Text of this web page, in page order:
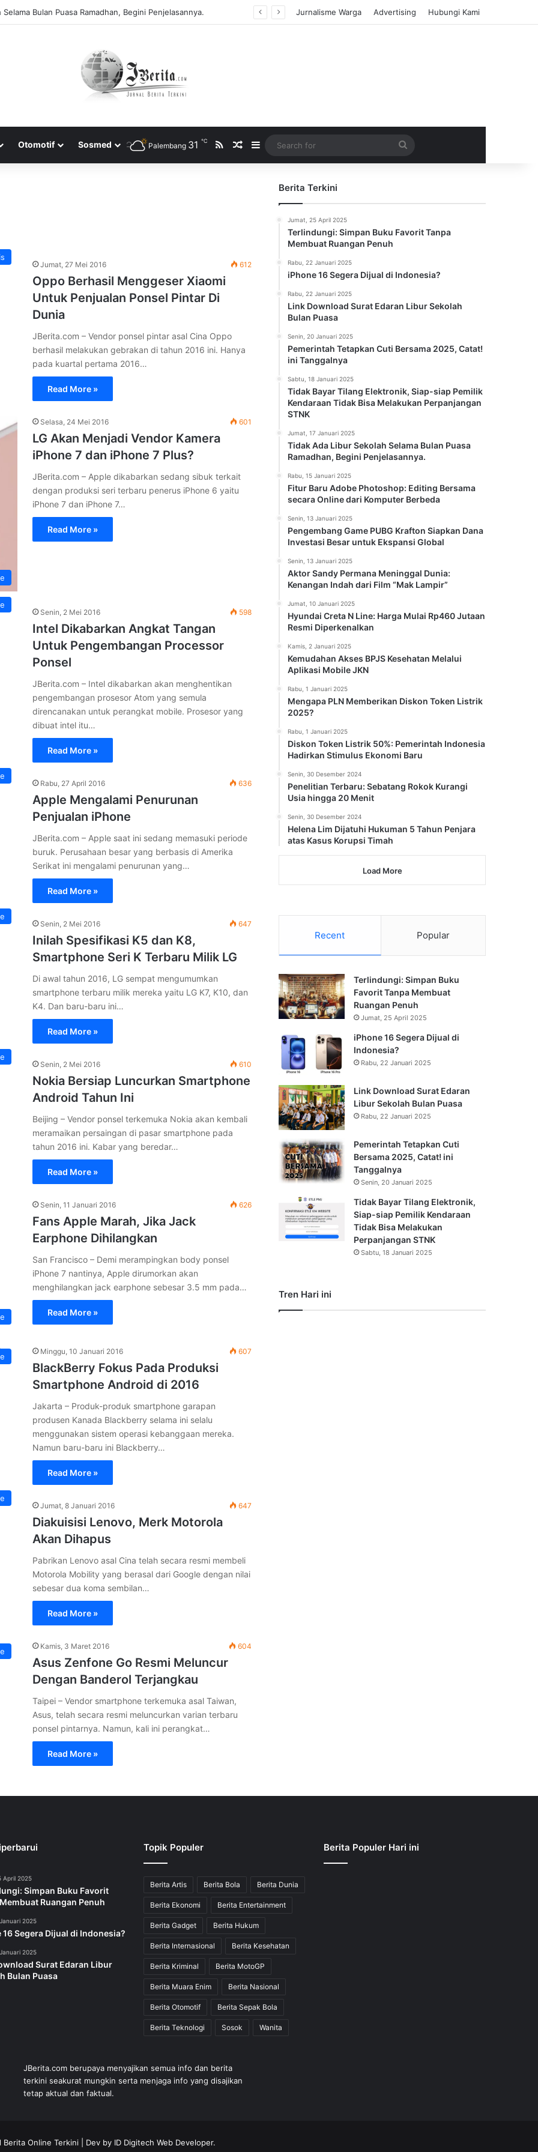
Bulan Puasa Ramadhan, Begini Penjelasannya. Jurnalisme Warga Advertising Hubungi Kami
Otomotif Sosmed Palembang 31 ℃ RSSRandom Article
Sidebar
for
Jumat, 27 Mei 2016 612
Oppo Berhasil Menggeser Xiaomi
Untuk Penjualan Ponsel Pintar Di
Dunia
JBerita.com – Vendor ponsel pintar asal Cina Oppo
berhasil melakukan gebrakan di tahun 2016 ini. Hanya
pada kuartal pertama 2016…
Read More »
Selasa, 24 Mei 2016 601
LG Akan Menjadi Vendor Kamera
iPhone 7 dan iPhone 7 Plus?
JBerita.com – Apple dikabarkan sedang sibuk terkait
dengan produksi seri terbaru penerus iPhone 6 yaitu
iPhone 7 dan iPhone 7…
Read More »
Senin, 2 Mei 2016 598
Intel Dikabarkan Angkat Tangan
Untuk Pengembangan Processor
Ponsel
JBerita.com – Intel dikabarkan akan menghentikan
pengembangan prosesor Atom yang semula
direncanakan untuk perangkat mobile. Prosesor yang
dibuat intel itu…
Read More »
Rabu, 27 April 2016 636
Apple Mengalami Penurunan
Penjualan iPhone
JBerita.com – Apple saat ini sedang memasuki periode
buruk. Perusahaan besar yang berbasis di Amerika
Serikat ini mengalami penurunan yang…
Read More »
Senin, 2 Mei 2016 647
Inilah Spesifikasi K5 dan K8,
Smartphone Seri K Terbaru Milik LG
Di awal tahun 2016, LG sempat mengumumkan
smartphone terbaru milik mereka yaitu LG K7, K10, dan
K4. Dan baru-baru ini…
Read More »
Senin, 2 Mei 2016 610
Nokia Bersiap Luncurkan Smartphone
Android Tahun Ini
Beijing – Vendor ponsel terkemuka Nokia akan kembali
meramaikan persaingan di pasar smartphone pada
tahun 2016 ini. Kabar yang beredar…
Read More »
Senin, 11 Januari 2016 626
Fans Apple Marah, Jika Jack
Earphone Dihilangkan
San Francisco – Demi merampingkan body ponsel
iPhone 7 nantinya, Apple dirumorkan akan
menghilangkan jack earphone sebesar 3.5 mm pada…
Read More »
Minggu, 10 Januari 2016 607
BlackBerry Fokus Pada Produksi
Smartphone Android di 2016
Jakarta – Produk-produk smartphone garapan
produsen Kanada Blackberry selama ini selalu
menggunakan sistem operasi kebanggaan mereka.
Namun baru-baru ini Blackberry…
Read More »
Jumat, 8 Januari 2016 647
Diakuisisi Lenovo, Merk Motorola
Akan Dihapus
Pabrikan Lenovo asal Cina telah secara resmi membeli
Motorola Mobility yang berasal dari Google dengan nilai
sebesar dua koma sembilan…
Read More »
Kamis, 3 Maret 2016 604
Asus Zenfone Go Resmi Meluncur
Dengan Banderol Terjangkau
Taipei – Vendor smartphone terkemuka asal Taiwan,
Asus, telah secara resmi meluncurkan varian terbaru
ponsel pintarnya. Namun, kali ini perangkat…
Read More »
Berita Terkini
Jumat, 25 April 2025
Terlindungi: Simpan Buku Favorit Tanpa
Membuat Ruangan Penuh
Rabu, 22 Januari 2025
iPhone 16 Segera Dijual di Indonesia?
Rabu, 22 Januari 2025
Link Download Surat Edaran Libur Sekolah
Bulan Puasa
Senin, 20 Januari 2025
Pemerintah Tetapkan Cuti Bersama 2025, Catat!
ini Tanggalnya
Sabtu, 18 Januari 2025
Tidak Bayar Tilang Elektronik, Siap-siap Pemilik
Kendaraan Tidak Bisa Melakukan Perpanjangan
STNK
Jumat, 17 Januari 2025
Tidak Ada Libur Sekolah Selama Bulan Puasa
Ramadhan, Begini Penjelasannya.
Rabu, 15 Januari 2025
Fitur Baru Adobe Photoshop: Editing Bersama
secara Online dari Komputer Berbeda
Senin, 13 Januari 2025
Pengembang Game PUBG Krafton Siapkan Dana
Investasi Besar untuk Ekspansi Global
Senin, 13 Januari 2025
Aktor Sandy Permana Meninggal Dunia:
Kenangan Indah dari Film “Mak Lampir”
Jumat, 10 Januari 2025
Hyundai Creta N Line: Harga Mulai Rp460 Jutaan
Resmi Diperkenalkan
Kamis, 2 Januari 2025
Kemudahan Akses BPJS Kesehatan Melalui
Aplikasi Mobile JKN
Rabu, 1 Januari 2025
Mengapa PLN Memberikan Diskon Token Listrik
2025?
Rabu, 1 Januari 2025
Diskon Token Listrik 50%: Pemerintah Indonesia
Hadirkan Stimulus Ekonomi Baru
Senin, 30 Desember 2024
Penelitian Terbaru: Sebatang Rokok Kurangi
Usia hingga 20 Menit
Senin, 30 Desember 2024
Helena Lim Dijatuhi Hukuman 5 Tahun Penjara
atas Kasus Korupsi Timah
Load More
Recent Popular
Terlindungi: Simpan Buku
Favorit Tanpa Membuat
Ruangan Penuh
Jumat, 25 April 2025
iPhone 16 Segera Dijual di
Indonesia?
Rabu, 22 Januari 2025
Link Download Surat Edaran
Libur Sekolah Bulan Puasa
Rabu, 22 Januari 2025
Pemerintah Tetapkan Cuti
Bersama 2025, Catat! ini
Tanggalnya
Senin, 20 Januari 2025
Tidak Bayar Tilang Elektronik,
Siap-siap Pemilik Kendaraan
Tidak Bisa Melakukan
Perpanjangan STNK
Sabtu, 18 Januari 2025
Tren Hari ini
April 2025
Simpan Buku Favorit
Ruangan Penuh
2025
16 Segera Dijual di Indonesia?
2025
Surat Edaran Libur
Bulan Puasa
Topik Populer
Berita Artis Berita Bola Berita Dunia
Berita Ekonomi Berita Entertainment
Berita Gadget Berita Hukum
Berita Internasional Berita Kesehatan
Berita Kriminal Berita MotoGP
Berita Muara Enim Berita Nasional
Berita Otomotif Berita Sepak Bola
Berita Teknologi Sosok Wanita
Berita Populer Hari ini
JBerita.com berupaya menyajikan semua info dan berita
terkini seakurat mungkin serta menjaga info yang disajikan
tetap aktual dan faktual.
Berita Online Terkini | Dev by ID Digitech Web Developer.